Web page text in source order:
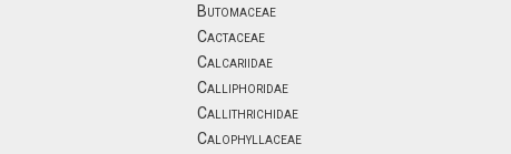
Butomaceae
Cactaceae
Calcariidae
Calliphoridae
Callithrichidae
Calophyllaceae